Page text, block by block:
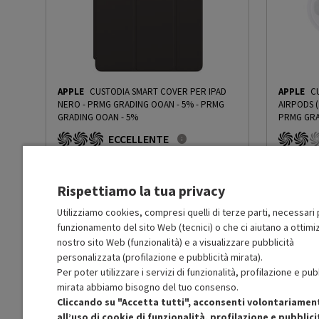
APPLE CUSTODIA SMART COVER PER IPAD
NERO - PRMG GRADING OOAN - 5%- PRMG
GRADING OOAN - 5%
ECCELLENTE
N: Prodotto funzionante
Prodotto Nuovo 59.00 -5%
Ricondizionato Prezzo ridotto da
56.05a-50%
In Promozione 28.02
Aggiungi al carrello
APPLE
AIRPODS
PRMG
OOBN -
In
Rispettiamo la tua privacy
Utilizziamo cookies, compresi quelli di terze parti, necessari
funzionamento del sito Web (tecnici) o che ci aiutano a
nostro sito Web (funzionalità) e a visualizzare pubblicità
personalizzata (profilazione e pubblicità mirata).
Per poter utilizzare i servizi di funzionalità, profilazione e
mirata abbiamo bisogno del tuo consenso.
Cliccando su "Accetta tutti", acconsenti